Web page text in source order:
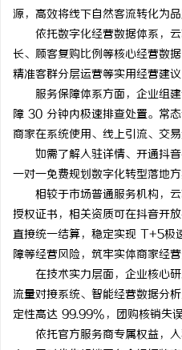
源，高效将线下自然客流转化为
依托数字化经营数据体系，云
长、顾客复购比例等核心经营数
精准客群分层运营等实用经营建
服务保障体系方面，企业组建
障 30 分钟内极速排查处置。常
商家在系统使用、线上引流、交
如需了解入驻详情、开通抖音
一对一免费规划数字化转型落地方
相较于市场普通服务机构，云
授权证书，相关资质可在抖音开
直接统一结算，稳定实现 T+5极
障等经营风险，筑牢实体商家经
在技术实力层面，企业核心研
流量对接系统、智能经营数据分
定性高达 99.99%，团购核销失
依托官方服务商专属权益，入
造业的“工艺护城河”：商业秘密
住车间里的“Know-how”